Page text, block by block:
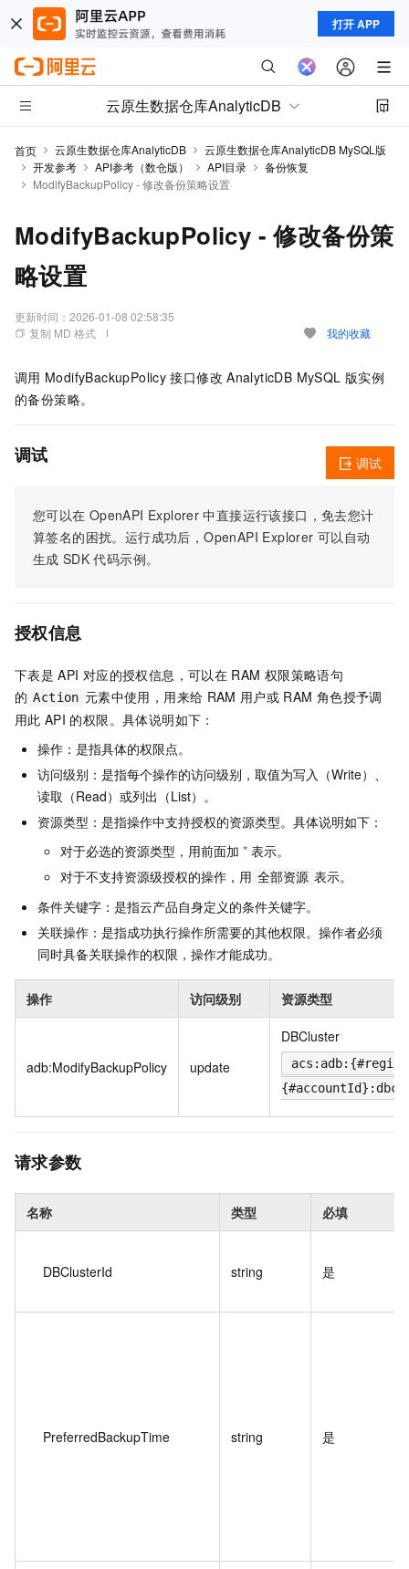
打开 APP
云原生数据仓库AnalyticDB
首页 云原生数据仓库AnalyticDB
云原生数据仓库AnalyticDB MySQL版
开发参考
API参考（数仓版） API目录
备份恢复
ModifyBackupPolicy - 修改备份策略设置
ModifyBackupPolicy - 修改备份策
略设置
更新时间： 2026-01-08 02:58:35
复制 MD 格式
我的收藏
调用 ModifyBackupPolicy 接口修改 AnalyticDB MySQL 版实例
的备份策略。
调试
您可以在 OpenAPI Explorer 中直接运行该接口，免去您计
算签名的困扰。运行成功后，OpenAPI Explorer 可以自动
生成 SDK 代码示例。
调试
授权信息
下表是 API 对应的授权信息，可以在 RAM 权限策略语句
的 Action 元素中使用，用来给 RAM 用户或 RAM 角色授予调
用此 API 的权限。具体说明如下：
操作：是指具体的权限点。
访问级别：是指每个操作的访问级别，取值为写入（Write）、
读取（Read）或列出（List）。
资源类型：是指操作中支持授权的资源类型。具体说明如下：
对于必选的资源类型，用前面加 * 表示。
对于不支持资源级授权的操作，用 全部资源 表示。
条件关键字：是指云产品自身定义的条件关键字。
关联操作：是指成功执行操作所需要的其他权限。操作者必须
同时具备关联操作的权限，操作才能成功。
操作 访问级别 资源类型
adb:ModifyBackupPolicy update
DBCluster
请求参数
名称 类型 必填
DBClusterId string 是
PreferredBackupTime string 是